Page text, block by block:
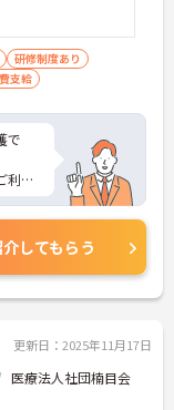
研修制度あり
支給
で
利用
訪
、
な対
ただ
さら
だ
してもらう
更新日：2025年11月17日
医療法人社団楠目会